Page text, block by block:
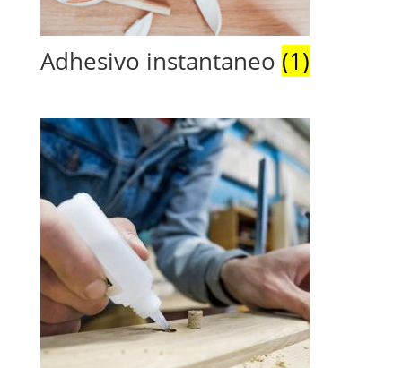
Adhesivo instantaneo (1)